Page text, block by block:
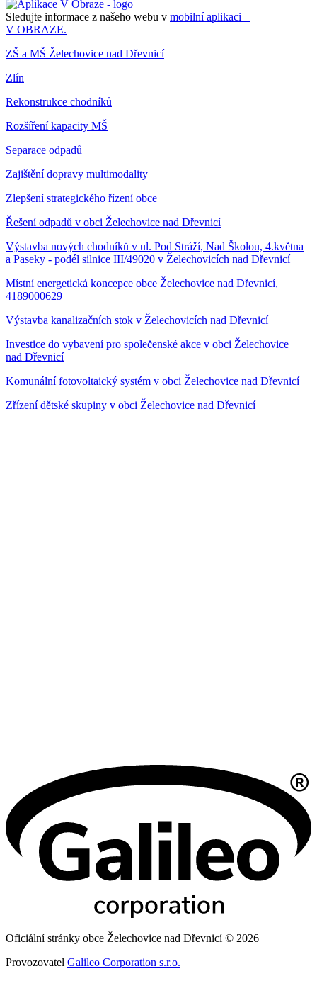
Sledujte informace z našeho webu v mobilní aplikaci –
V OBRAZE.
ZŠ a MŠ Želechovice nad Dřevnicí
Zlín
Rekonstrukce chodníků
Rozšíření kapacity MŠ
Separace odpadů
Zajištění dopravy multimodality
Zlepšení strategického řízení obce
Řešení odpadů v obci Želechovice nad Dřevnicí
Výstavba nových chodníků v ul. Pod Stráží, Nad Školou, 4.května
a Paseky - podél silnice III/49020 v Želechovicích nad Dřevnicí
Místní energetická koncepce obce Želechovice nad Dřevnicí,
4189000629
Výstavba kanalizačních stok v Želechovicích nad Dřevnicí
Investice do vybavení pro společenské akce v obci Želechovice
nad Dřevnicí
Komunální fotovoltaický systém v obci Želechovice nad Dřevnicí
Zřízení dětské skupiny v obci Želechovice nad Dřevnicí
Oficiální stránky obce Želechovice nad Dřevnicí © 2026
Provozovatel Galileo Corporation s.r.o.